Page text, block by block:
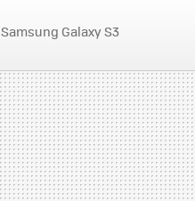
Samsung Galaxy S3